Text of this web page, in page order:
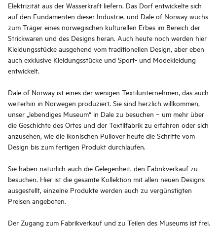
Elektrizität aus der Wasserkraft liefern. Das Dorf entwickelte sich
auf den Fundamenten dieser Industrie, und Dale of Norway wuchs
zum Träger eines norwegischen kulturellen Erbes im Bereich der
Strickwaren und des Designs heran. Auch heute noch werden hier
Kleidungsstücke ausgehend vom traditionellen Design, aber eben
auch exklusive Kleidungsstücke und Sport- und Modekleidung
entwickelt.
Dale of Norway ist eines der wenigen Textilunternehmen, das auch
weiterhin in Norwegen produziert. Sie sind herzlich willkommen,
unser „lebendiges Museum“ in Dale zu besuchen – um mehr über
die Geschichte des Ortes und der Textilfabrik zu erfahren oder sich
anzusehen, wie die ikonischen Pullover heute die Schritte vom
Design bis zum fertigen Produkt durchlaufen.
Sie haben natürlich auch die Gelegenheit, den Fabrikverkauf zu
besuchen. Hier ist die gesamte Kollektion mit allen neuen Designs
ausgestellt, einzelne Produkte werden auch zu vergünstigten
Preisen angeboten.
Der Zugang zum Fabrikverkauf und zu Teilen des Museums ist frei.